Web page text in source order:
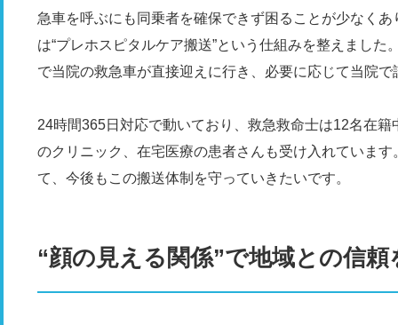
急車を呼ぶにも同乗者を確保できず困ることが少なく
は“プレホスピタルケア搬送”という仕組みを整えまし
で当院の救急車が直接迎えに行き、必要に応じて当院
24時間365日対応で動いており、救急救命士は12名在
のクリニック、在宅医療の患者さんも受け入れていま
て、今後もこの搬送体制を守っていきたいです。
“顔の見える関係”で地域との信頼